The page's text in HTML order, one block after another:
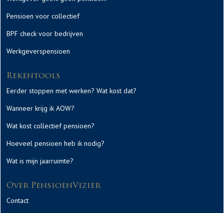
Pensioen voor collectief
BPF check voor bedrijven
Werkgeverspensioen
Rekentools
Eerder stoppen met werken? Wat kost dat?
Wanneer krijg ik AOW?
Wat kost collectief pensioen?
Hoeveel pensioen heb ik nodig?
Wat is mijn jaarruimte?
Over PensioenVizier
Contact